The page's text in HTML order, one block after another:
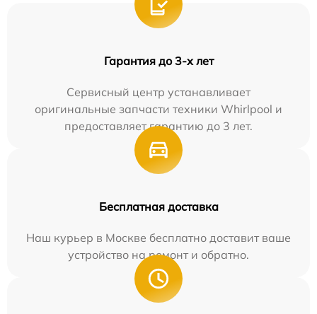
Гарантия до 3-х лет
Сервисный центр устанавливает
оригинальные запчасти техники Whirlpool и
предоставляет гарантию до 3 лет.
Бесплатная доставка
Наш курьер в Москве бесплатно доставит ваше
устройство на ремонт и обратно.